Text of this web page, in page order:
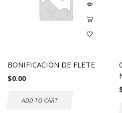
BONIFICACION DE FLETE
$0.00
ADD TO CART